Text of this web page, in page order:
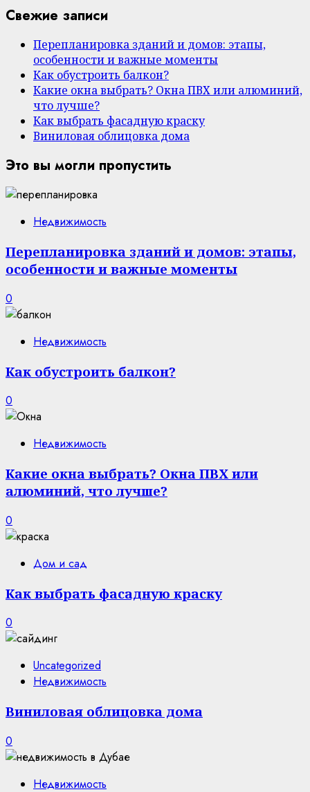
Свежие записи
Перепланировка зданий и домов: этапы,
особенности и важные моменты
Как обустроить балкон?
Какие окна выбрать? Окна ПВХ или алюминий,
что лучше?
Как выбрать фасадную краску
Виниловая облицовка дома
Это вы могли пропустить
Недвижимость
Перепланировка зданий и домов: этапы,
особенности и важные моменты
0
Недвижимость
Как обустроить балкон?
0
Недвижимость
Какие окна выбрать? Окна ПВХ или
алюминий, что лучше?
0
Дом и сад
Как выбрать фасадную краску
0
Uncategorized
Недвижимость
Виниловая облицовка дома
0
Недвижимость